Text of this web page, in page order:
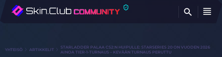
YHTEISÖ ARTIKKELIT
STARLADDER PALAA CS2:N HUIPULLE: STARSERIES 20 ON VUODEN 2026
AINOA TIER-1-TURNAUS – KEVÄÄN TURNAUS PERUTTU